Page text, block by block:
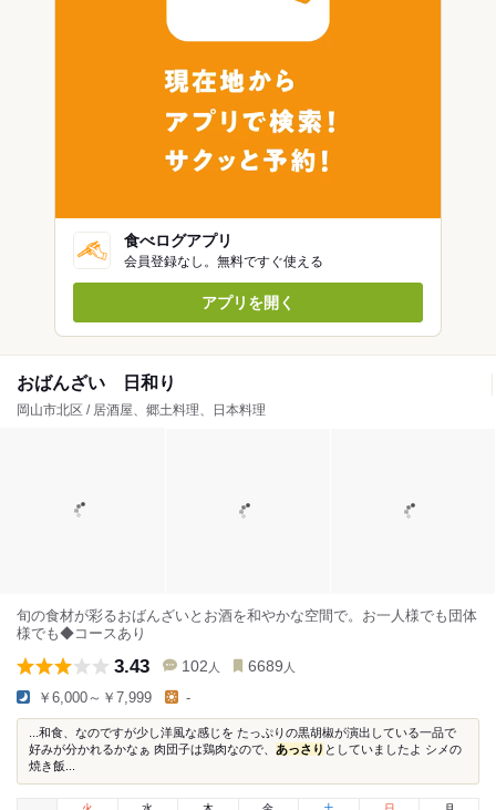
食べログアプリ
会員登録なし。無料ですぐ使える
アプリを開く
おばんざい 日和り
岡山市北区 / 居酒屋、郷土料理、日本料理
旬の食材が彩るおばんざいとお酒を和やかな空間で。お一人様でも団体
様でも◆コースあり
3.43 102 人 6689 人
￥6,000～￥7,999 -
...和食、なのですが少し洋風な感じを たっぷりの黒胡椒が演出している一品で
好みが分かれるかなぁ 肉団子は鶏肉なので、 あっさり としていましたよ シメの
焼き飯...